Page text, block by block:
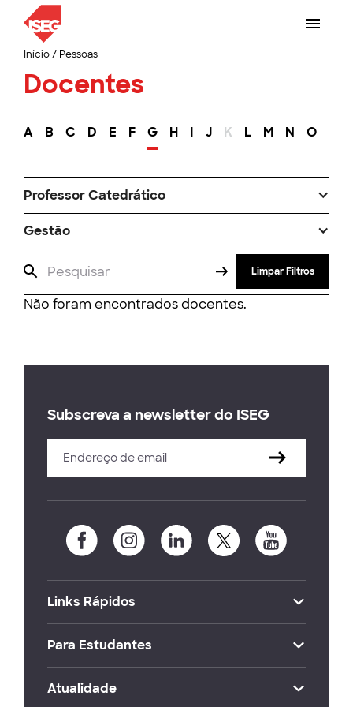
Início/ Pessoas
Docentes
A B C D E F G H I J K L M N O
Professor Catedrático
Gestão
Limpar Filtros
Não foram encontrados docentes.
Subscreva a newsletter do ISEG
Links Rápidos
Para Estudantes
Atualidade